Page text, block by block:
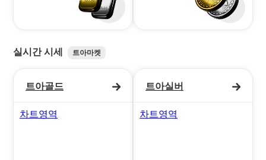
트아마켓
실시간 시세 트아마켓
트아골드
차트영역
트아실버
차트영역